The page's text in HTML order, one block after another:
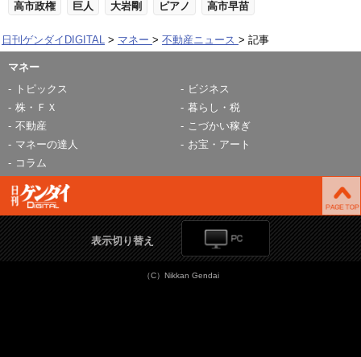
高市政権 巨人 大岩剛 ピアノ 高市早苗
日刊ゲンダイDIGITAL マネー 不動産ニュース 記事
マネー
トピックス
ビジネス
株・ＦＸ
暮らし・税
不動産
こづかい稼ぎ
マネーの達人
お宝・アート
コラム
表示切り替え
（C）Nikkan Gendai